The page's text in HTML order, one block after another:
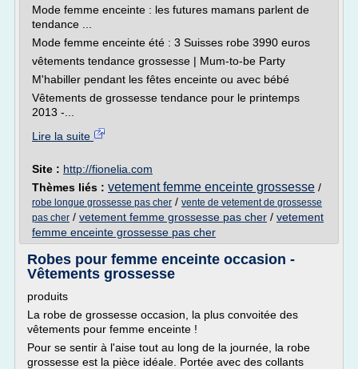
Mode femme enceinte : les futures mamans parlent de
tendance ...
Mode femme enceinte été : 3 Suisses robe 3990 euros
vêtements tendance grossesse | Mum-to-be Party
M'habiller pendant les fêtes enceinte ou avec bébé
Vêtements de grossesse tendance pour le printemps
2013 -...
Lire la suite
Site : http://fionelia.com
Thèmes liés : vetement femme enceinte grossesse /
robe longue grossesse pas cher / vente de vetement de grossesse
pas cher / vetement femme grossesse pas cher / vetement
femme enceinte grossesse pas cher
Robes pour femme enceinte occasion -
Vêtements grossesse
produits
La robe de grossesse occasion, la plus convoitée des
vêtements pour femme enceinte !
Pour se sentir à l'aise tout au long de la journée, la robe
grossesse est la pièce idéale. Portée avec des collants